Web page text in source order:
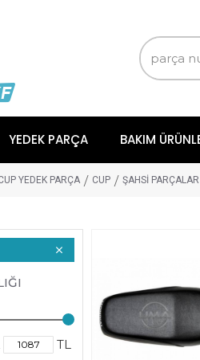
YEDEK PARÇA BAKIM
YEDEK PARÇA CUP ŞAHSİ PARÇALAR
TL